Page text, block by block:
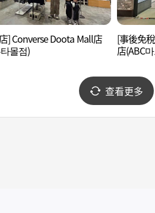
] Converse Doota Mall店
몰점)
[事後免
店(ABC
查看更多